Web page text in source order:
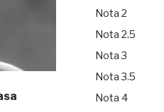
Nota 2
Nota 2.5
Nota 3
Nota 3.5
Nota 4